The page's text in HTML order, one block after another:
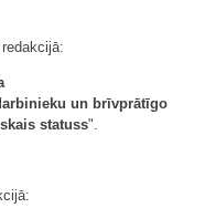
un brīvprātīgo
statuss".